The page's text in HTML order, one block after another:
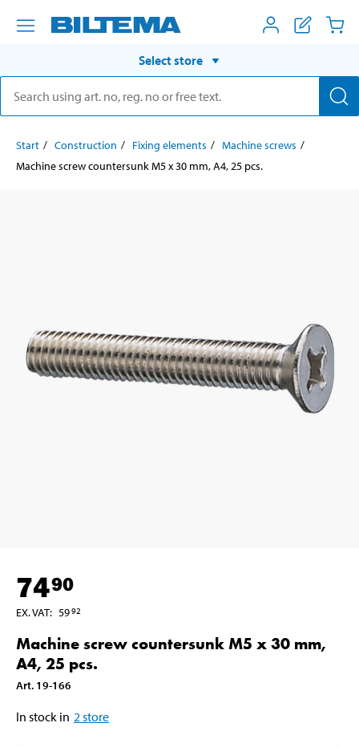
Select store
Start Construction Fixing elements
Machine screws
Machine screw countersunk M5 x 30 mm, A4, 25 pcs.
7490
EX. VAT: 5992
Machine screw countersunk M5 x 30 mm,
A4, 25 pcs.
Art. 19-166
In stock in 2 store